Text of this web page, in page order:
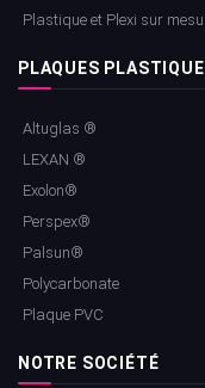
Plastique et Plexi sur
PLAQUES PLASTIQUE
Altuglas ®
LEXAN ®
Exolon®
Perspex®
Palsun®
Polycarbonate
Plaque PVC
NOTRE SOCIÉTÉ